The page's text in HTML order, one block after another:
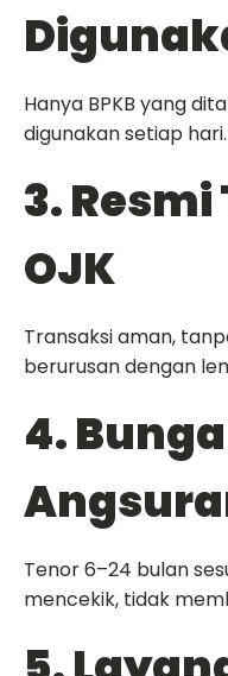
Hanya BPKB yang
digunakan setiap hari.
3.
OJK
Transaksi aman,
berurusan dengan
4.
Tenor 6–24 bulan
mencekik, tidak